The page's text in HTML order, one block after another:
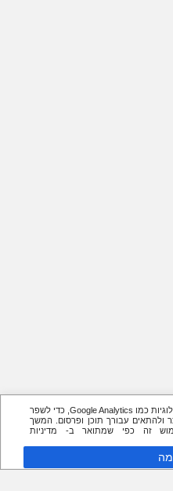
אנו משתמשים בעוגיות (Cookies) ובטכנולוגיות כמו Google Analytics, כדי לשפר
ולהתאים עבורך תוכן ופרסום. המשך
זה כפי שמתואר ב- מדיניות